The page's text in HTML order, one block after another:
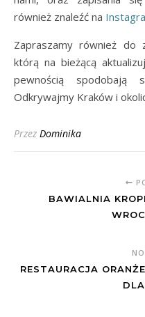
również znaleźć na
Zapraszamy również do
którą na bieżącą
pewnością spodobają
Odkrywajmy Kraków i
Przez Dominika
BAWIALNIA
RESTAURACJA